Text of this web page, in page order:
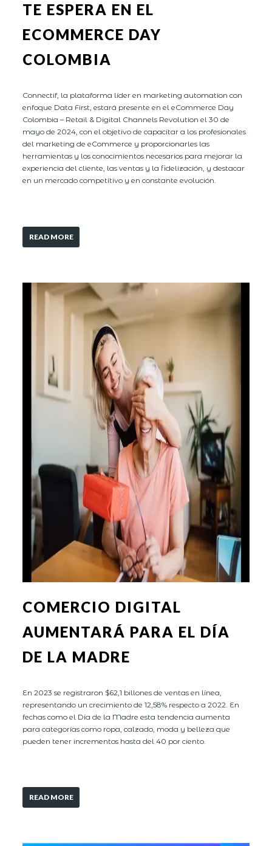
TE ESPERA EN EL
ECOMMERCE DAY
COLOMBIA
Connectif, la plataforma líder en marketing automation con
enfoque Data First, estará presente en el eCommerce Day
Colombia – Retail & Digital Channels Revolution el 30 de
mayo de 2024, con el objetivo de capacitar a los profesionales
del marketing de eCommerce y proporcionarles las
herramientas y los conocimientos necesarios para mejorar la
experiencia del cliente, las ventas y la fidelización, y destacar
en un mercado competitivo y en constante evolución.
READ MORE
COMERCIO DIGITAL
AUMENTARÁ PARA EL DÍA
DE LA MADRE
En 2023 se registraron $62,1 billones de ventas en línea,
representando un crecimiento de 12,58% respecto a 2022. En
fechas como el Día de la Madre esta tendencia aumenta
para categorías como ropa, calzado, moda y belleza que
pueden tener incrementos hasta del 40 por ciento.
READ MORE